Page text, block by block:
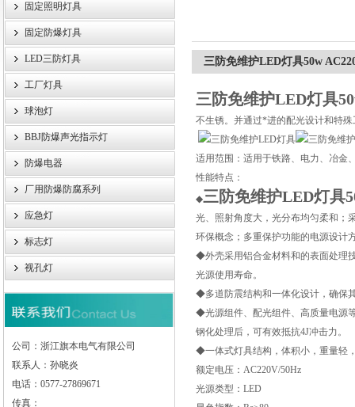
固定照明灯具
固定防爆灯具
LED三防灯具
工厂灯具
球泡灯
BBJ防爆声光指示灯
防爆电器
厂用防爆防腐系列
应急灯
标志灯
视孔灯
公司：浙江旗本电气有限公司
联系人：孙晓炎
电话：0577-27869671
传真：
三防免维护LED灯具50w
三防免维护LED灯具
不生锈。并通过*进的配光设计和特
适用范围：适用于铁路、电力、冶金
性能特点：
◆三防免维护LED灯具
光、照射角度大，光分布均匀柔和；
环保概念；多重保护功能的电源设计
◆外壳采用铝合金材料和的表面处理
光源使用寿命。
◆多道防震结构和一体化设计，确保
◆光源组件、配光组件、高质量电源
钢化处理后，可有效抵抗4J冲击力。
◆一体式灯具结构，体积小，重量轻
额定电压：AC220V/50Hz
光源类型：LED